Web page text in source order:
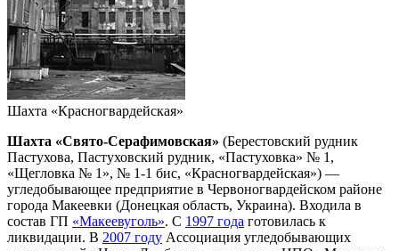
Шахта «Красногвардейская»
Шахта «Свято-Серафимовская» (Берестовский рудник
Пастухова, Пастуховский рудник, «Пастуховка» № 1,
«Щегловка № 1», № 1-1 бис, «Красногвардейская») —
угледобывающее предприятие в Червоногвардейском районе
города Макеевки (Донецкая область, Украина). Входила в
состав ГП «Макеевуголь». С 1997 года готовилась к
ликвидации. В 2007 году Ассоциация угледобывающих